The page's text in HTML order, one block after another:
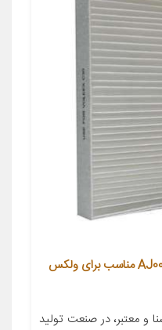
فیلتر کابین فیلتر دم کد 72880-AJ000 مناسب برای ولکس
و معتبر، در صنعت تولید